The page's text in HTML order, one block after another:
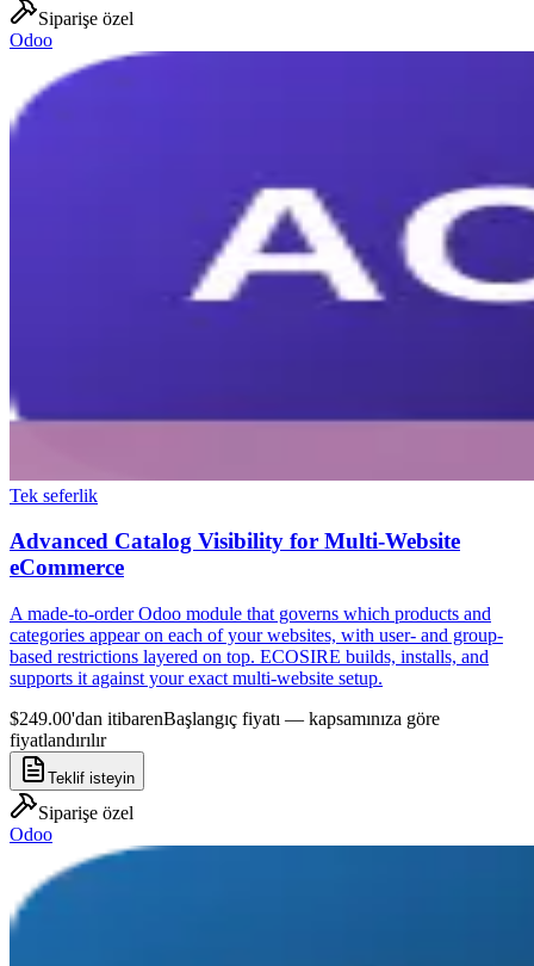
Siparişe özel
Odoo
Tek seferlik
Advanced Catalog Visibility for Multi-Website
eCommerce
A made-to-order Odoo module that governs which products and
categories appear on each of your websites, with user- and group-
based restrictions layered on top. ECOSIRE builds, installs, and
supports it against your exact multi-website setup.
$249.00'dan itibarenBaşlangıç fiyatı — kapsamınıza göre
fiyatlandırılır
Teklif isteyin
Siparişe özel
Odoo